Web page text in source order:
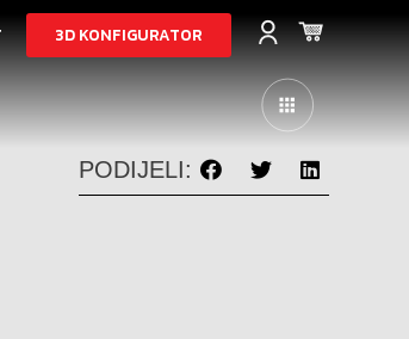
3D KONFIGURATOR
PODIJELI: